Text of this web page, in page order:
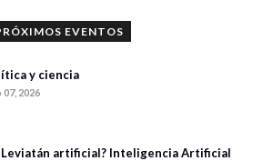
EVENTOS
y ciencia
07, 2026
Leviatán artificial? Inteligencia Artificial